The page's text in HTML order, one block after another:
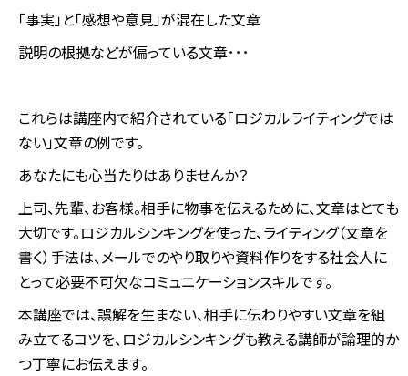
「事実」と「感想や意見」が混在した文章
説明の根拠などが偏っている文章･･･
これらは講座内で紹介されている「ロジカルライティングでは
ない」文章の例です。
あなたにも心当たりはありませんか？
上司、先輩、お客様。相手に物事を伝えるために、文章はとても
大切です。ロジカルシンキングを使った、ライティング（文章を
書く）手法は、メールでのやり取りや資料作りをする社会人に
とって必要不可欠なコミュニケーションスキルです。
本講座では、誤解を生まない、相手に伝わりやすい文章を組
み立てるコツを、ロジカルシンキングも教える講師が論理的か
つ丁寧にお伝えます。